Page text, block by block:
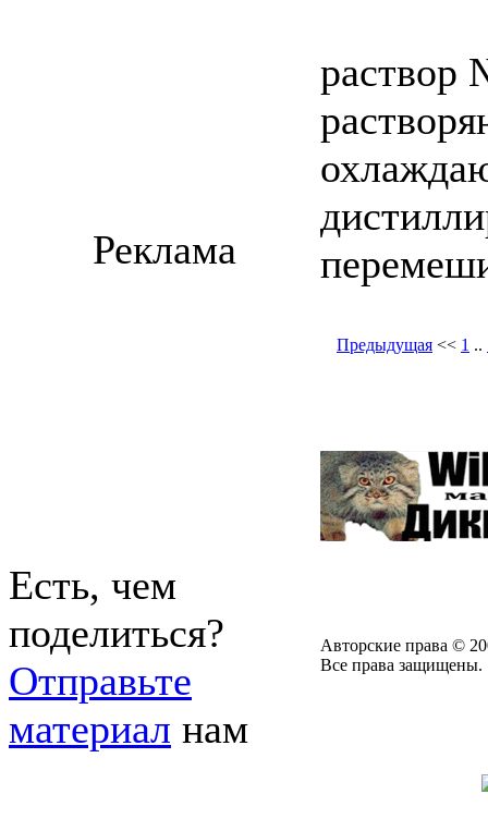
раствор
Предыдущая << 1 ..
Реклама
Есть, чем
поделиться?
Отправьте
материал нам
Авторские права ©
Все права защищены.